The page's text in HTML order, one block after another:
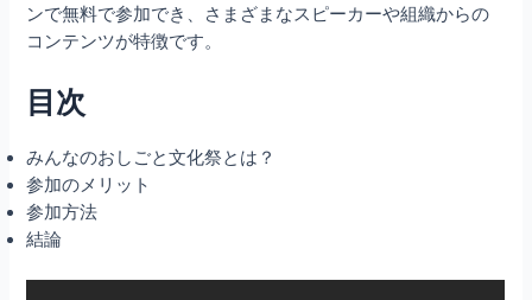
ンで無料で参加でき、さまざまなスピーカーや組織からの
コンテンツが特徴です。
目次
みんなのおしごと文化祭とは？
参加のメリット
参加方法
結論